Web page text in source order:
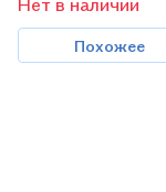
Нет в наличии
Похожее